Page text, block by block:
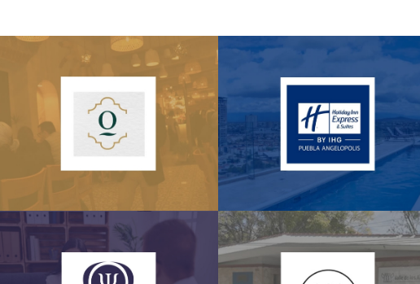
Hacienda Soleil
Hotel Holiday Inn Express
and Suites